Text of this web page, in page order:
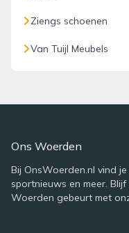
Ziengs schoenen
Van Tuijl Meubels
Ons Woerden
Bij OnsWoerden.nl vind
sportnieuws en meer.
Woerden gebeurt met